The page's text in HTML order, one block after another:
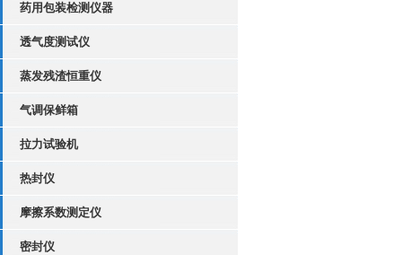
药用包装检测仪器
透气度测试仪
蒸发残渣恒重仪
气调保鲜箱
拉力试验机
热封仪
摩擦系数测定仪
密封仪